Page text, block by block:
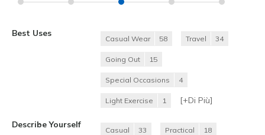
Best Uses
Casual Wear 58 Travel 34
Going Out 15
Special Occasions 4
Light Exercise 1 [+Di Più]
Describe Yourself
Casual 33 Practical 18